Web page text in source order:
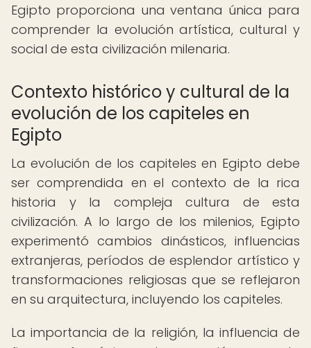
Egipto proporciona una ventana única para
comprender la evolución artística, cultural y
social de esta civilización milenaria.
Contexto histórico y cultural de la
evolución de los capiteles en
Egipto
La evolución de los capiteles en Egipto debe
ser comprendida en el contexto de la rica
historia y la compleja cultura de esta
civilización. A lo largo de los milenios, Egipto
experimentó cambios dinásticos, influencias
extranjeras, períodos de esplendor artístico y
transformaciones religiosas que se reflejaron
en su arquitectura, incluyendo los capiteles.
La importancia de la religión, la influencia de